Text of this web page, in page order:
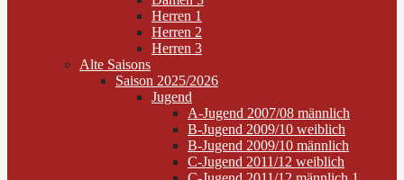
Herren 1
Herren 2
Herren 3
Alte Saisons
Saison 2025/2026
Jugend
A-Jugend 2007/08 männlich
B-Jugend 2009/10 weiblich
B-Jugend 2009/10 männlich
C-Jugend 2011/12 weiblich